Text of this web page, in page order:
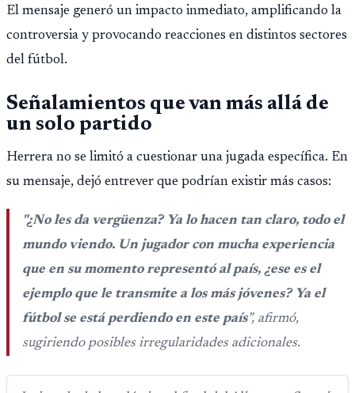
El mensaje generó un impacto inmediato, amplificando la
controversia y provocando reacciones en distintos sectores
del fútbol.
Señalamientos que van más allá de
un solo partido
Herrera no se limitó a cuestionar una jugada específica. En
su mensaje, dejó entrever que podrían existir más casos:
"¿No les da vergüenza? Ya lo hacen tan claro, todo el
mundo viendo. Un jugador con mucha experiencia
que en su momento representó al país, ¿ese es el
ejemplo que le transmite a los más jóvenes? Ya el
fútbol se está perdiendo en este país”, afirmó,
sugiriendo posibles irregularidades adicionales.